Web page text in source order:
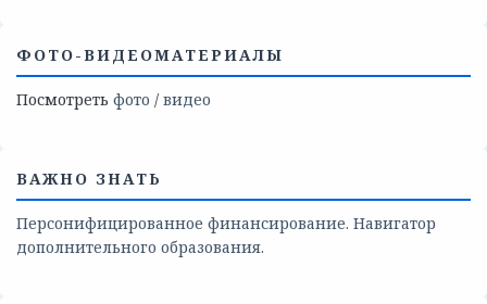
ФОТО-ВИДЕОМАТЕРИАЛЫ
Посмотреть фото / видео
ВАЖНО ЗНАТЬ
Персонифицированное финансирование. Навигатор
дополнительного образования.